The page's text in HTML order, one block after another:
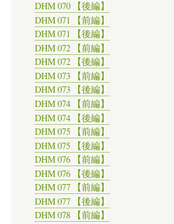
DHM 070 【後編】
DHM 071 【前編】
DHM 071 【後編】
DHM 072 【前編】
DHM 072 【後編】
DHM 073 【前編】
DHM 073 【後編】
DHM 074 【前編】
DHM 074 【後編】
DHM 075 【前編】
DHM 075 【後編】
DHM 076 【前編】
DHM 076 【後編】
DHM 077 【前編】
DHM 077 【後編】
DHM 078 【前編】